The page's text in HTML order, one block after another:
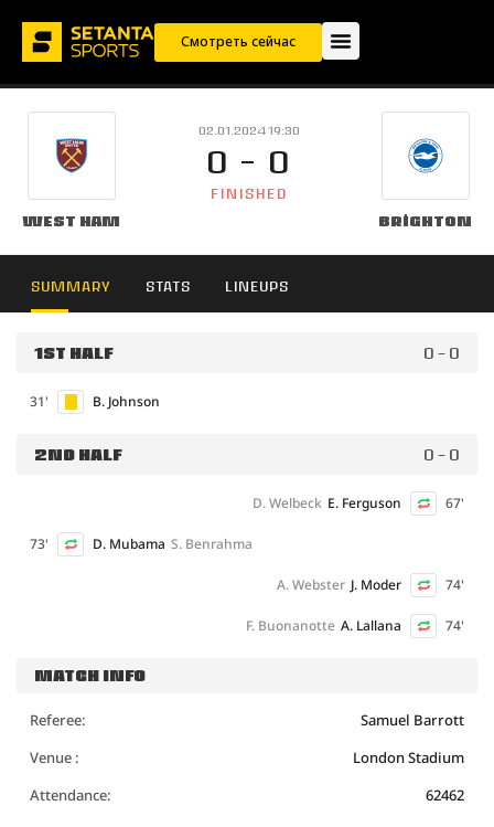
Смотреть сейчас
West Ham
02.01.2024 19:30
0 - 0
FINISHED
Brighton
SUMMARY STATS LINEUPS
1ST HALF 0 - 0
31' B. Johnson
2ND HALF 0 - 0
67'
E. Ferguson
D. Welbeck
73' D. Mubama S. Benrahma
74'
J. Moder
A. Webster
74'
A. Lallana
F. Buonanotte
MATCH INFO
Referee:
Samuel Barrott
Venue :
London Stadium
Attendance:
62462